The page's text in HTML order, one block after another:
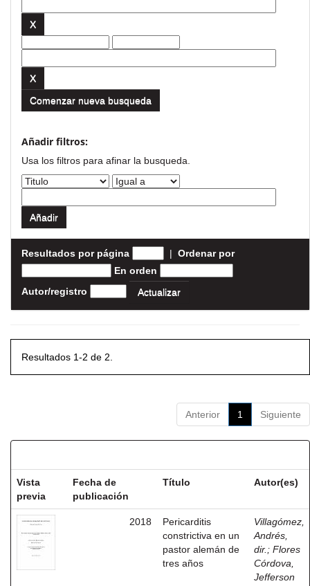
Comenzar nueva busqueda
Añadir filtros:
Usa los filtros para afinar la busqueda.
Resultados por página | Ordenar por
En orden
Autor/registro
Resultados 1-2 de 2.
Anterior 1 Siguiente
Vista
previa
Fecha de
publicación
Título Autor(es)
2018
Pericarditis
constrictiva en un
pastor alemán de
tres años
Villagómez,
Andrés,
dir. ; Flores
Córdova,
Jefferson